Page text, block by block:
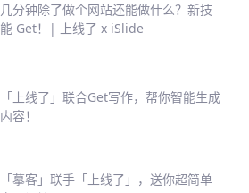
几分钟除了做个网站还能做什么？新技
能 Get！| 上线了 x iSlide
「上线了」联合Get写作，帮你智能生成
内容！
「摹客」联手「上线了」，送你超简单